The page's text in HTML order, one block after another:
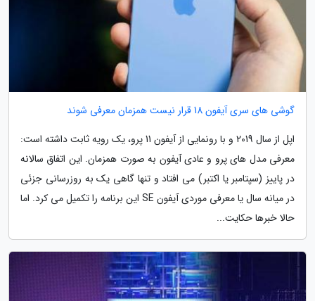
گوشی های سری آیفون 18 قرار نیست همزمان معرفی شوند
اپل از سال 2019 و با رونمایی از آیفون 11 پرو، یک رویه ثابت داشته است:
معرفی مدل های پرو و عادی آیفون به صورت همزمان. این اتفاق سالانه
در پاییز (سپتامبر یا اکتبر) می افتاد و تنها گاهی یک به روزرسانی جزئی
در میانه سال یا معرفی موردی آیفون SE این برنامه را تکمیل می کرد. اما
حالا خبرها حکایت...